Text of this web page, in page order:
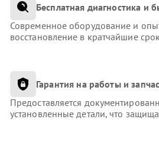
Бесплатная диагностика и
Современное оборудование и
восстановление в кратчайшие
Гарантия на работы и
Предоставляется
установленные детали, что